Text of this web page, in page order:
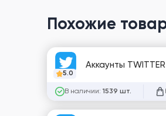
Похожие
5.0
В наличии: 1539 шт.